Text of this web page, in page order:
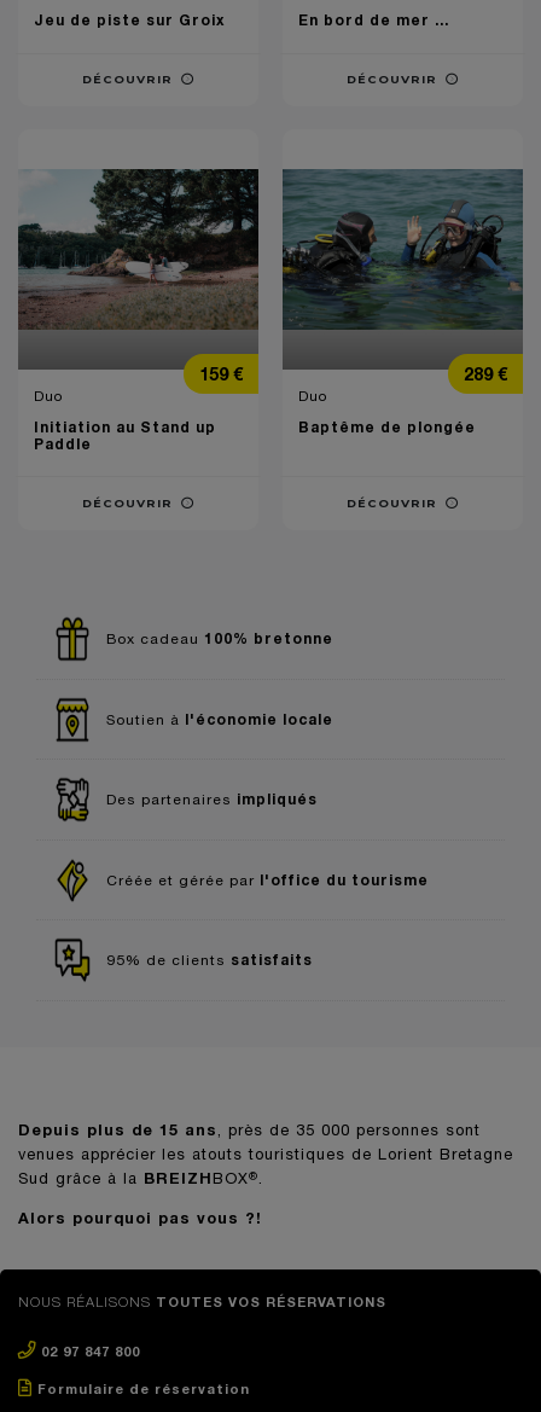
Jeu de piste sur Groix
DÉCOUVRIR
En bord de mer …
DÉCOUVRIR
Prix159 €
Duo
Initiation au Stand up
Paddle
DÉCOUVRIR
Prix289 €
Duo
Baptême de plongée
DÉCOUVRIR
Box cadeau 100% bretonne
Soutien à l'économie locale
Des partenaires impliqués
Créée et gérée par l'office du tourisme
95% de clients satisfaits
Depuis plus de 15 ans
, près de 35 000 personnes sont
venues apprécier les atouts touristiques de Lorient Bretagne
Sud grâce à la BREIZH BOX®
Alors pourquoi pas vous ?!
NOUS RÉALISONS TOUTES VOS RÉSERVATIONS
02 97 847 800
Formulaire de réservation